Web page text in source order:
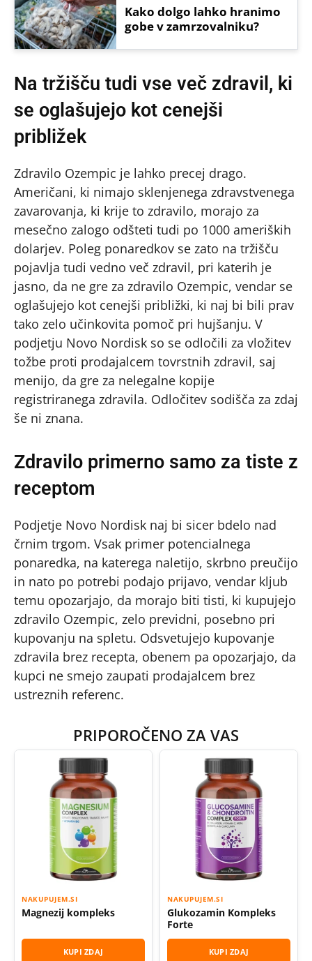
Kako dolgo lahko hranimo
gobe v zamrzovalniku?
Na tržišču tudi vse več zdravil, ki
se oglašujejo kot cenejši
približek
Zdravilo Ozempic je lahko precej drago.
Američani, ki nimajo sklenjenega zdravstvenega
zavarovanja, ki krije to zdravilo, morajo za
mesečno zalogo odšteti tudi po 1000 ameriških
dolarjev. Poleg ponaredkov se zato na tržišču
pojavlja tudi vedno več zdravil, pri katerih je
jasno, da ne gre za zdravilo Ozempic, vendar se
oglašujejo kot cenejši približki, ki naj bi bili prav
tako zelo učinkovita pomoč pri hujšanju. V
podjetju Novo Nordisk so se odločili za vložitev
tožbe proti prodajalcem tovrstnih zdravil, saj
menijo, da gre za nelegalne kopije
registriranega zdravila. Odločitev sodišča za zdaj
še ni znana.
Zdravilo primerno samo za tiste z
receptom
Podjetje Novo Nordisk naj bi sicer bdelo nad
črnim trgom. Vsak primer potencialnega
ponaredka, na katerega naletijo, skrbno preučijo
in nato po potrebi podajo prijavo, vendar kljub
temu opozarjajo, da morajo biti tisti, ki kupujejo
zdravilo Ozempic, zelo previdni, posebno pri
kupovanju na spletu. Odsvetujejo kupovanje
zdravila brez recepta, obenem pa opozarjajo, da
kupci ne smejo zaupati prodajalcem brez
ustreznih referenc.
PRIPOROČENO ZA VAS
NAKUPUJEM.SI
Magnezij kompleks
KUPI ZDAJ
NAKUPUJEM.SI
Glukozamin Kompleks
Forte
KUPI ZDAJ